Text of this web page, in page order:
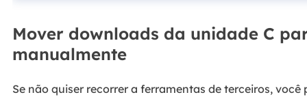
Mover downloads da unidade C
manualmente
Se não quiser recorrer a ferramentas de terceiros,